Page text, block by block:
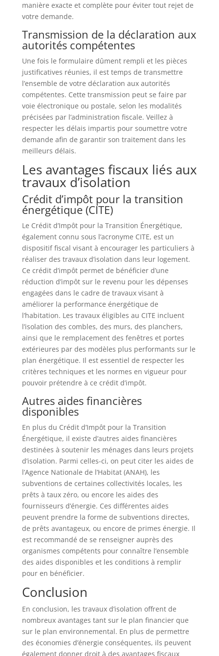
manière exacte et complète pour éviter tout rejet de
votre demande.
Transmission de la déclaration aux
autorités compétentes
Une fois le formulaire dûment rempli et les pièces
justificatives réunies, il est temps de transmettre
l’ensemble de votre déclaration aux autorités
compétentes. Cette transmission peut se faire par
voie électronique ou postale, selon les modalités
précisées par l’administration fiscale. Veillez à
respecter les délais impartis pour soumettre votre
demande afin de garantir son traitement dans les
meilleurs délais.
Les avantages fiscaux liés aux
travaux d’isolation
Crédit d’impôt pour la transition
énergétique (CITE)
Le Crédit d’Impôt pour la Transition Énergétique,
également connu sous l’acronyme CITE, est un
dispositif fiscal visant à encourager les particuliers à
réaliser des travaux d’isolation dans leur logement.
Ce crédit d’impôt permet de bénéficier d’une
réduction d’impôt sur le revenu pour les dépenses
engagées dans le cadre de travaux visant à
améliorer la performance énergétique de
l’habitation. Les travaux éligibles au CITE incluent
l’isolation des combles, des murs, des planchers,
ainsi que le remplacement des fenêtres et portes
extérieures par des modèles plus performants sur le
plan énergétique. Il est essentiel de respecter les
critères techniques et les normes en vigueur pour
pouvoir prétendre à ce crédit d’impôt.
Autres aides financières
disponibles
En plus du Crédit d’Impôt pour la Transition
Énergétique, il existe d’autres aides financières
destinées à soutenir les ménages dans leurs projets
d’isolation. Parmi celles-ci, on peut citer les aides de
l’Agence Nationale de l’Habitat (ANAH), les
subventions de certaines collectivités locales, les
prêts à taux zéro, ou encore les aides des
fournisseurs d’énergie. Ces différentes aides
peuvent prendre la forme de subventions directes,
de prêts avantageux, ou encore de primes énergie. Il
est recommandé de se renseigner auprès des
organismes compétents pour connaître l’ensemble
des aides disponibles et les conditions à remplir
pour en bénéficier.
Conclusion
En conclusion, les travaux d’isolation offrent de
nombreux avantages tant sur le plan financier que
sur le plan environnemental. En plus de permettre
des économies d’énergie conséquentes, ils peuvent
également donner droit à des avantages fiscaux